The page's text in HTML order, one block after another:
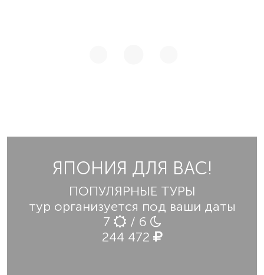
ЯПОНИЯ ДЛЯ ВАС!
ПОПУЛЯРНЫЕ ТУРЫ
тур организуется под ваши даты
7
/ 6
244 472